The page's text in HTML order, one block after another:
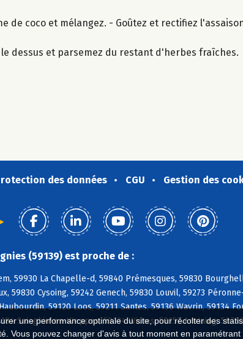
une performance optimale du site, pour récolter des
Vous pouvez changer d'avis à tout moment en
de coco et mélangez. - Goûtez et rectifiez
le dessus et parsemez du restant d'herbes fraîches.
des données CGU Gestion des
(59139) est proche de :
59930 La Chapelle-d, 59840 Prémesques, 59830
59830 Cysoing, 59242 Genech, 59830 Louvil, 59273
59120 Loos, 59211 Santes, 59136 Wavrin, 59134
Sainghin-en-Weppes, 59134 Wicres, 59152 Anstaing,